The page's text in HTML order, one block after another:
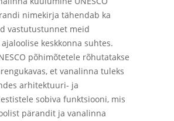
nimekirja tähendab ka
vastutustunnet meid
keskkonna suhtes.
põhimõtetele rõhutatakse
et vanalinna tuleks
arhitektuuri- ja
sobiva funktsiooni, mis
pärandit ja vanalinna